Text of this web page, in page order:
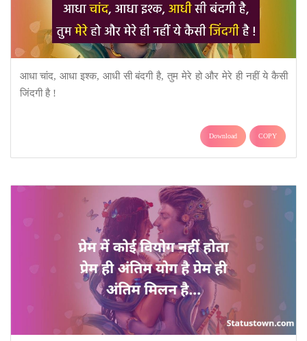
आधा चांद, आधा इश्क, आधी सी बंदगी है, तुम मेरे हो और मेरे ही नहीं ये कैसी
जिंदगी है !
Download COPY